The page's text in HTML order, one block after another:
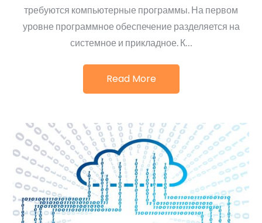
требуются компьютерные программы. На первом
уровне программное обеспечение разделяется на
системное и прикладное. К…
Read More